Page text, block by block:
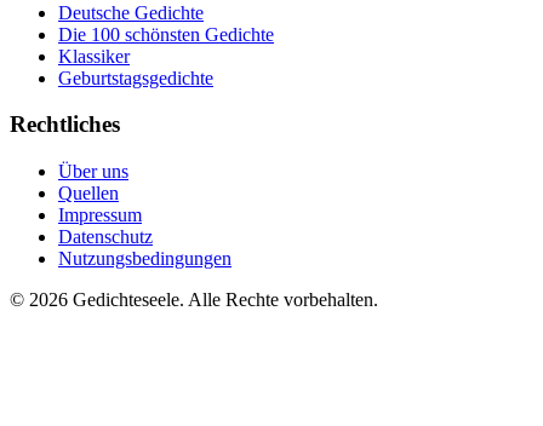
Deutsche Gedichte
Die 100 schönsten Gedichte
Klassiker
Geburtstagsgedichte
Rechtliches
Über uns
Quellen
Impressum
Datenschutz
Nutzungsbedingungen
© 2026 Gedichteseele. Alle Rechte vorbehalten.